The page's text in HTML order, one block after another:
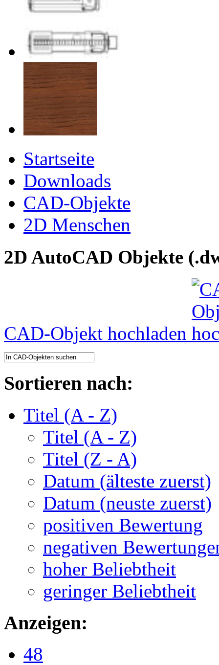
Startseite
Downloads
CAD-Objekte
2D Menschen
2D AutoCAD Objekte
CAD-Objekt hochladen
Sortieren nach:
Titel (A - Z)
Titel (A - Z)
Titel (Z - A)
Datum (älteste zuerst)
Datum (neuste zuerst)
positiven Bewertung
negativen
hoher Beliebtheit
geringer Beliebtheit
Anzeigen:
48